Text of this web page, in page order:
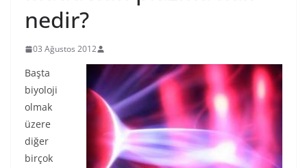
nedir?
03 Ağustos 2012
Başta
biyoloji
olmak
üzere
diğer
birçok